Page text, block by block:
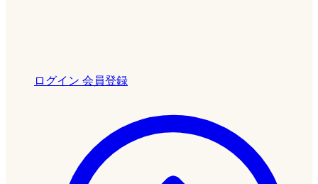
ログイン 会員登録